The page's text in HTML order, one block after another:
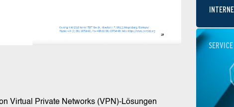
Virtual Private Networks (VPN)-Lösungen
SERVICE